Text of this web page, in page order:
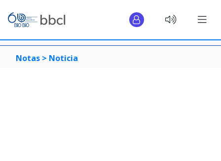
Notas > Noticia